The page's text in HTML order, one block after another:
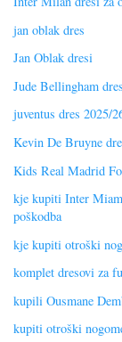
jan oblak dres
Jan Oblak dresi
Jude Bellingham
juventus dres 2025/
Kevin De Bruyne
Kids Real Madrid
kje kupiti Inter
poškodba
kje kupiti otroški
komplet dresovi za
kupili Ousmane
kupiti otroški